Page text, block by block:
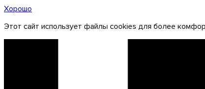
Хорошо
Этот сайт использует файлы cookies для более